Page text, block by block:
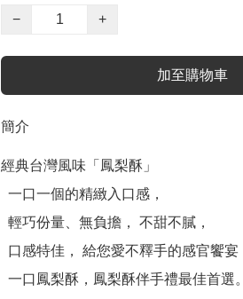
−
+
加至購物車
簡介
經典台灣風味「鳳梨酥」
  一口鳳梨酥，鳳梨酥伴手禮最佳首選。